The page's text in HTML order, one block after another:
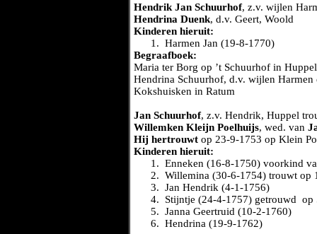
Hendrik Jan Schuurhof, z.v. wijlen
Hendrina Duenk, d.v. Geert, Woold
Kinderen hieruit:
1. Harmen Jan (19-8-1770)
Begraafboek:
Maria ter Borg op ’t Schuurhof in
Hendrina Schuurhof, d.v. wijlen
Kokshuisken in Ratum
Jan Schuurhof, z.v. Hendrik, Huppel
Willemken Kleijn Poelhuijs, wed. van
Hij hertrouwt op 23-9-1753 op Klein
Kinderen hieruit:
1. Enneken (16-8-1750) voorkind
2. Willemina (30-6-1754) trouwt op
3. Jan Hendrik (4-1-1756)
4.
Stijntje (24-4-1757) getrouwd op
5. Janna Geertruid (10-2-1760)
6. Hendrina (19-9-1762)